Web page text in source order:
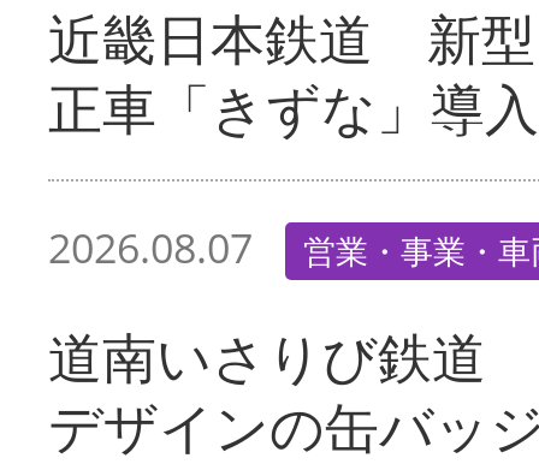
近畿日本鉄道 新
正車「きずな」導入
2026.08.07 営業・事業・
道南いさりび鉄道
デザインの缶バッ